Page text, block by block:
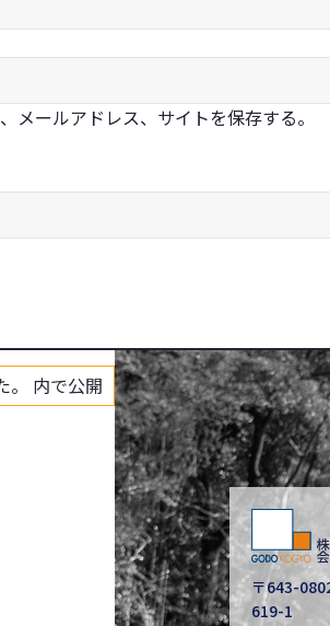
ールアドレス、サイトを保存する。
内で公開
〒643-
619-1